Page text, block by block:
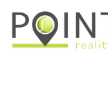
Nájemní